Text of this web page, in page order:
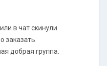
в чат скинули
заказать
добрая группа.